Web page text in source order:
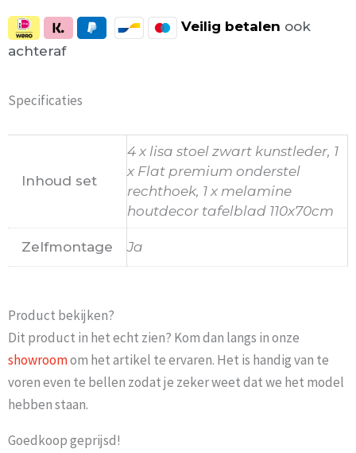
Veilig betalen ook
achteraf
Specificaties
Inhoud set
4 x lisa stoel zwart kunstleder, 1
x Flat premium onderstel
rechthoek, 1 x melamine
houtdecor tafelblad 110x70cm
Zelfmontage Ja
Product bekijken?
Dit product in het echt zien? Kom dan langs in onze
showroomom het artikel te ervaren. Het is handig van te
voren even te bellen zodat je zeker weet dat we het model
hebben staan.
Goedkoop geprijsd!